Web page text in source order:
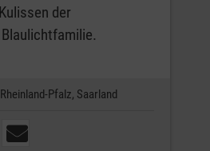
der
Rheinland-Pfalz, Saarland